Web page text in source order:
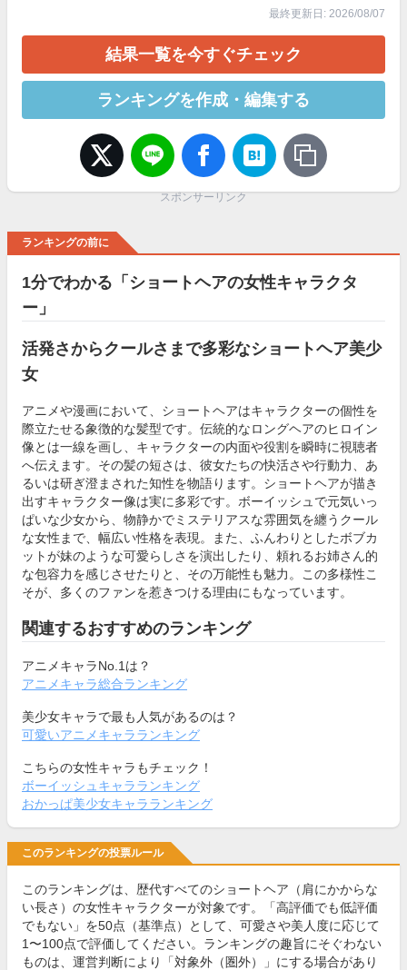
最終更新日: 2026/08/07
結果一覧を今すぐチェック
ランキングを作成・編集する
スポンサーリンク
ランキングの前に
1分でわかる「ショートヘアの女性キャラクタ
ー」
活発さからクールさまで多彩なショートヘア美少
女
アニメや漫画において、ショートヘアはキャラクターの個性を
際立たせる象徴的な髪型です。伝統的なロングヘアのヒロイン
像とは一線を画し、キャラクターの内面や役割を瞬時に視聴者
へ伝えます。その髪の短さは、彼女たちの快活さや行動力、あ
るいは研ぎ澄まされた知性を物語ります。ショートヘアが描き
出すキャラクター像は実に多彩です。ボーイッシュで元気いっ
ぱいな少女から、物静かでミステリアスな雰囲気を纏うクール
な女性まで、幅広い性格を表現。また、ふんわりとしたボブカ
ットが妹のような可愛らしさを演出したり、頼れるお姉さん的
な包容力を感じさせたりと、その万能性も魅力。この多様性こ
そが、多くのファンを惹きつける理由にもなっています。
関連するおすすめのランキング
アニメキャラNo.1は？
アニメキャラ総合ランキング
美少女キャラで最も人気があるのは？
可愛いアニメキャラランキング
こちらの女性キャラもチェック！
ボーイッシュキャラランキング
おかっぱ美少女キャラランキング
このランキングの投票ルール
このランキングは、歴代すべてのショートヘア（肩にかからな
い長さ）の女性キャラクターが対象です。「高評価でも低評価
でもない」を50点（基準点）として、可愛さや美人度に応じて
1〜100点で評価してください。ランキングの趣旨にそぐわない
ものは、運営判断により「対象外（圏外）」にする場合があり